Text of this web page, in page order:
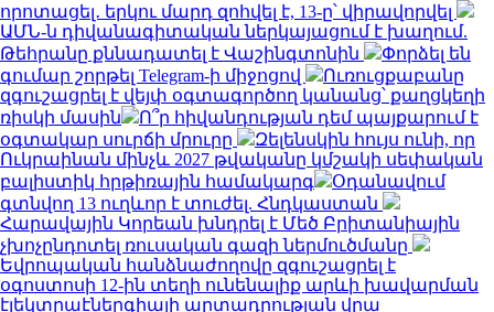
որոտացել․ երկու մարդ զոհվել է, 13-ը՝ վիրավորվել
ԱՄՆ-ն դիվանագիտական ներկայացում է խաղում.
Թեհրանը քննադատել է Վաշինգտոնին
Փորձել են
գումար շորթել Telegram-ի միջոցով
Ուռուցքաբանը
զգուշացրել է վեյփ օգտագործող կանանց՝ քաղցկեղի
ռիսկի մասին
Ո՞ր հիվանդության դեմ պայքարում է
օգտակար սուրճի մրուրը
Զելենսկին հույս ունի, որ
Ուկրաինան մինչև 2027 թվականը կմշակի սեփական
բալիստիկ հրթիռային համակարգ
Օդանավում
գտնվող 13 ուղևոր է տուժել. Հնդկաստան
Հարավային Կորեան խնդրել է Մեծ Բրիտանիային
չխոչընդոտել ռուսական գազի ներմուծմանը
Եվրոպական հանձնաժողովը զգուշացրել է
օգոստոսի 12-ին տեղի ունենալիք արևի խավարման
էլեկտրաէներգիայի արտադրության վրա